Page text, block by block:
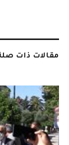
مقالات ذات